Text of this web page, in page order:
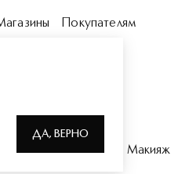
ДА, ВЕРНО
Покупателям
Парфюмерия Макияж